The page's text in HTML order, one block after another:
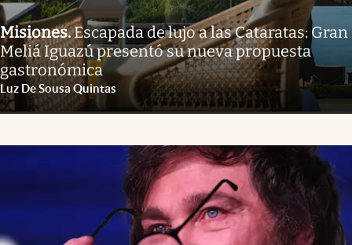
Misiones.Escapada de lujo a las Cataratas: Gran
Meliá Iguazú presentó su nueva propuesta
gastronómica
Luz De Sousa Quintas